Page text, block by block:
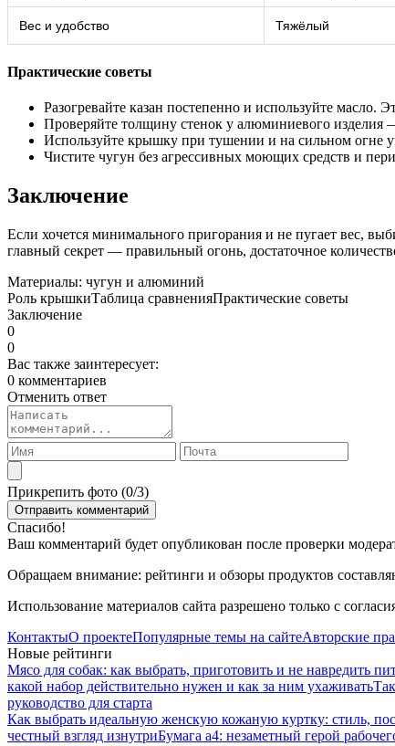
Вес и удобство Тяжёлый
Практические советы
Разогревайте казан постепенно и используйте масло.
Проверяйте толщину стенок у алюминиевого
Используйте крышку при тушении и на сильном огне
Чистите чугун без агрессивных моющих средств и
Заключение
Если хочется минимального пригорания и не пугает вес,
главный секрет — правильный огонь, достаточное
Материалы: чугун и алюминий
Роль крышкиТаблица сравненияПрактические советы
Заключение
0
0
Вас также заинтересует:
0 комментариев
Отменить ответ
Прикрепить фото (0/3)
Спасибо!
Ваш комментарий будет опубликован после проверки
Обращаем внимание: рейтинги и обзоры продуктов
Использование материалов сайта разрешено только с
КонтактыО проектеПопулярные темы на сайтеАвторские
Новые рейтинги
Мясо для собак: как выбрать, приготовить и не навредить
какой набор действительно нужен и как за ним ухаживать
руководство для старта
Как выбрать идеальную женскую кожаную куртку: стиль,
честный взгляд изнутриБумага а4: незаметный герой